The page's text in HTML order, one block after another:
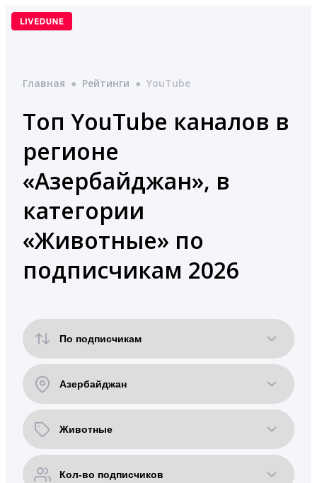
Перейти
Главная ● Рейтинги ● YouTube
Топ YouTube каналов в
регионе
«Азербайджан», в
категории
«Животные» по
подписчикам 2026